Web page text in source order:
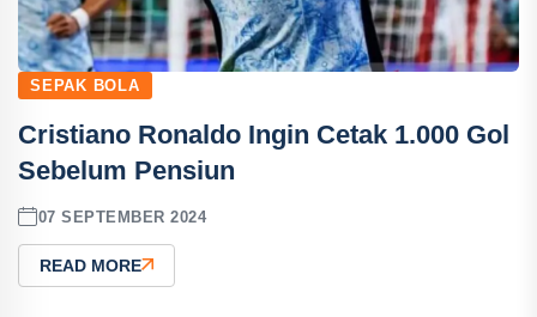
SEPAK BOLA
Cristiano Ronaldo Ingin Cetak 1.000 Gol
Sebelum Pensiun
07 SEPTEMBER 2024
READ MORE